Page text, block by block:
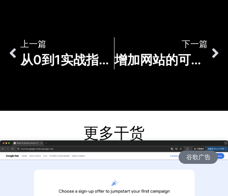
上一篇
从0到1实战指南：安装谷歌搜索控制台进行网站优化
下一篇
增加网站的可见性：提交给谷歌进行更快的收录的两种方式
更多干货
谷歌广告